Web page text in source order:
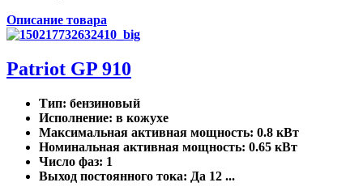
Описание товара
Patriot GP 910
Тип: бензиновый
Исполнение: в кожухе
Максимальная активная мощность: 0.8 кВт
Номинальная активная мощность: 0.65 кВт
Число фаз: 1
Выход постоянного тока: Да 12 ...